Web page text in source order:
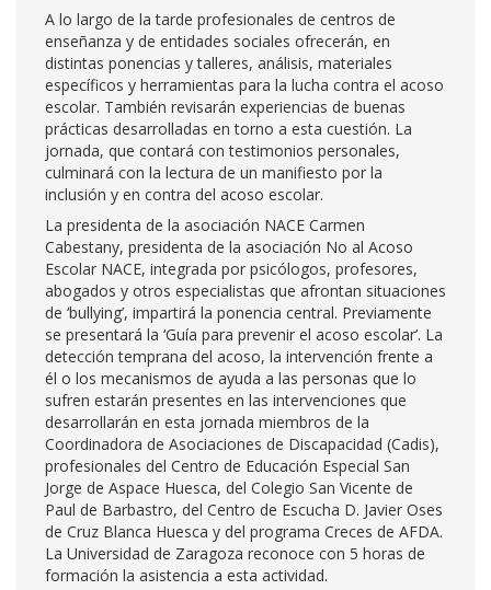
A lo largo de la tarde profesionales de centros de
enseñanza y de entidades sociales ofrecerán, en
distintas ponencias y talleres, análisis, materiales
específicos y herramientas para la lucha contra el acoso
escolar. También revisarán experiencias de buenas
prácticas desarrolladas en torno a esta cuestión. La
jornada, que contará con testimonios personales,
culminará con la lectura de un manifiesto por la
inclusión y en contra del acoso escolar.
La presidenta de la asociación NACE Carmen
Cabestany, presidenta de la asociación No al Acoso
Escolar NACE, integrada por psicólogos, profesores,
abogados y otros especialistas que afrontan situaciones
de ‘bullying’, impartirá la ponencia central. Previamente
se presentará la ‘Guía para prevenir el acoso escolar’. La
detección temprana del acoso, la intervención frente a
él o los mecanismos de ayuda a las personas que lo
sufren estarán presentes en las intervenciones que
desarrollarán en esta jornada miembros de la
Coordinadora de Asociaciones de Discapacidad (Cadis),
profesionales del Centro de Educación Especial San
Jorge de Aspace Huesca, del Colegio San Vicente de
Paul de Barbastro, del Centro de Escucha D. Javier Oses
de Cruz Blanca Huesca y del programa Creces de AFDA.
La Universidad de Zaragoza reconoce con 5 horas de
formación la asistencia a esta actividad.